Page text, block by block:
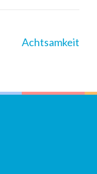
Achtsamkeit